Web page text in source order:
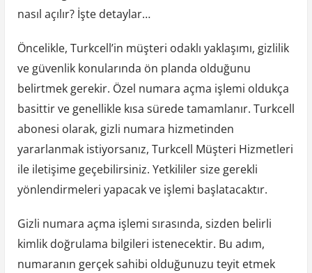
nasıl açılır? İşte detaylar…
Öncelikle, Turkcell’in müşteri odaklı yaklaşımı, gizlilik
ve güvenlik konularında ön planda olduğunu
belirtmek gerekir. Özel numara açma işlemi oldukça
basittir ve genellikle kısa sürede tamamlanır. Turkcell
abonesi olarak, gizli numara hizmetinden
yararlanmak istiyorsanız, Turkcell Müşteri Hizmetleri
ile iletişime geçebilirsiniz. Yetkililer size gerekli
yönlendirmeleri yapacak ve işlemi başlatacaktır.
Gizli numara açma işlemi sırasında, sizden belirli
kimlik doğrulama bilgileri istenecektir. Bu adım,
numaranın gerçek sahibi olduğunuzu teyit etmek